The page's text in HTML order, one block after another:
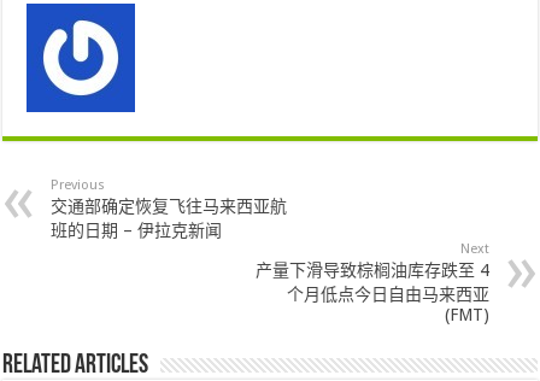
Previous
交通部确定恢复飞往马来西亚航
班的日期 – 伊拉克新闻
Next
产量下滑导致棕榈油库存跌至 4
个月低点今日自由马来西亚
(FMT)
Related Articles